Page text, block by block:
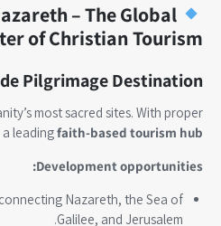
– The Global
of Christian Tourism
Pilgrimage Destination
most sacred sites. With proper
leadingfaith-based tourism hub
Development opportunities:
connecting Nazareth, the Sea of
Galilee, and Jerusalem.